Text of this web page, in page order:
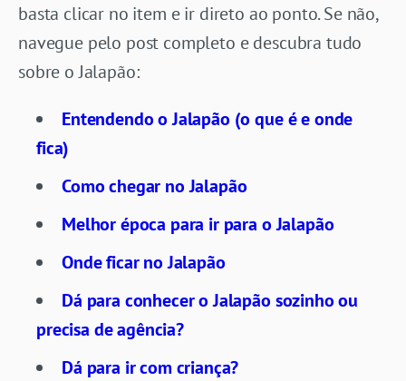
basta clicar no item e ir direto ao ponto. Se não,
navegue pelo post completo e descubra tudo
sobre o Jalapão:
Entendendo o Jalapão (o que é e onde
fica)
Como chegar no Jalapão
Melhor época para ir para o Jalapão
Onde ficar no Jalapão
Dá para conhecer o Jalapão sozinho ou
precisa de agência?
Dá para ir com criança?